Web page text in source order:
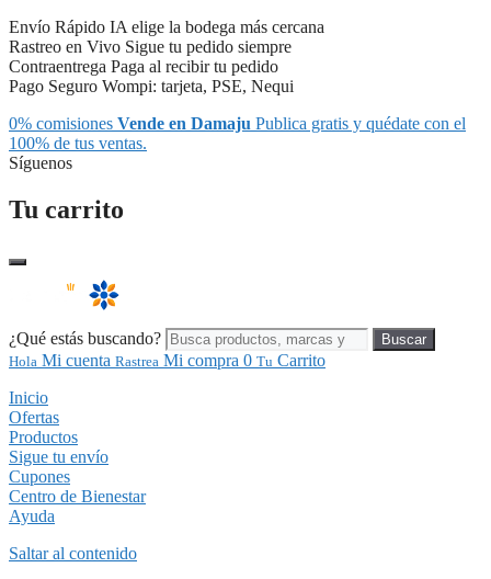
Envío Rápido IA elige la bodega más cercana
Rastreo en Vivo Sigue tu pedido siempre
Contraentrega Paga al recibir tu pedido
Pago Seguro Wompi: tarjeta, PSE, Nequi
0% comisiones Vende en Damaju Publica gratis y quédate con el
100% de tus ventas.
Síguenos
Tu carrito
¿Qué estás buscando?
Buscar
Hola Mi cuenta Rastrea Mi compra 0 Tu Carrito
Inicio
Ofertas
Productos
Sigue tu envío
Cupones
Centro de Bienestar
Ayuda
Saltar al contenido